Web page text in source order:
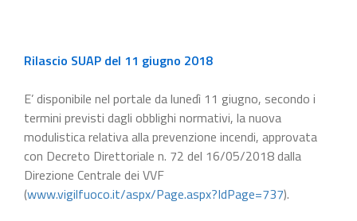
Rilascio SUAP del 11 giugno 2018
E’ disponibile nel portale da lunedì 11 giugno, secondo i
termini previsti dagli obblighi normativi, la nuova
modulistica relativa alla prevenzione incendi, approvata
con Decreto Direttoriale n. 72 del 16/05/2018 dalla
Direzione Centrale dei VVF
(www.vigilfuoco.it/aspx/Page.aspx?IdPage=737).